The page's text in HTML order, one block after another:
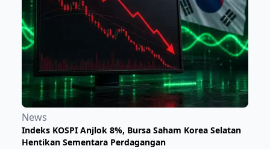
News
Indeks KOSPI Anjlok 8%, Bursa Saham Korea Selatan
Hentikan Sementara Perdagangan